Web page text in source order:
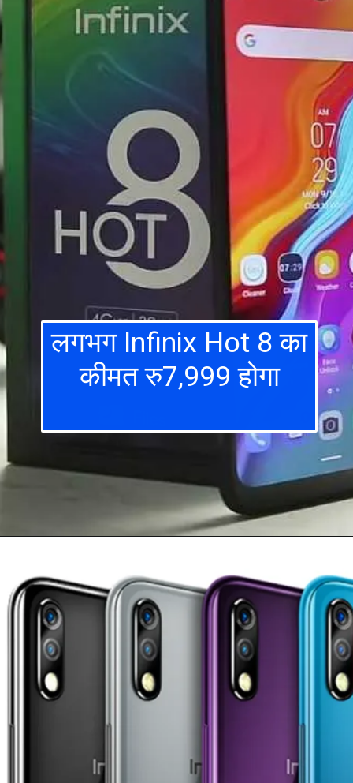
लगभग Infinix Hot 8 का
कीमत रु7,999 होगा